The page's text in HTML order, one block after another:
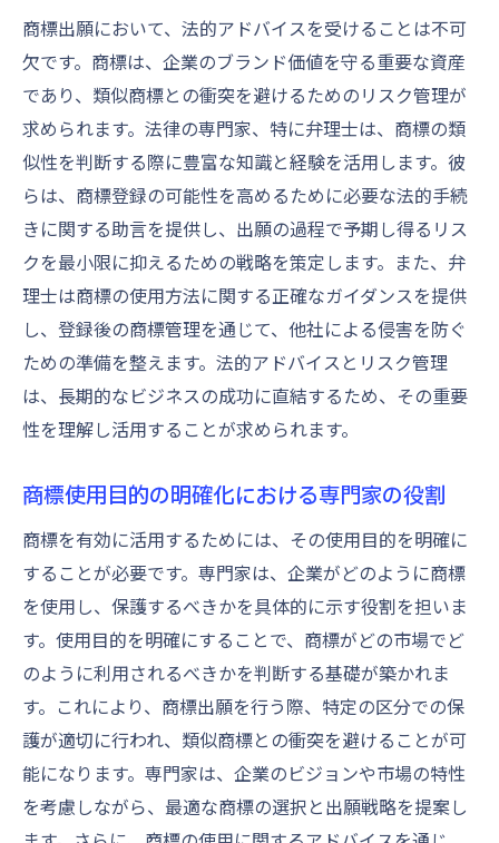
商標出願において、法的アドバイスを受けることは不可
欠です。商標は、企業のブランド価値を守る重要な資産
であり、類似商標との衝突を避けるためのリスク管理が
求められます。法律の専門家、特に弁理士は、商標の類
似性を判断する際に豊富な知識と経験を活用します。彼
らは、商標登録の可能性を高めるために必要な法的手続
きに関する助言を提供し、出願の過程で予期し得るリス
クを最小限に抑えるための戦略を策定します。また、弁
理士は商標の使用方法に関する正確なガイダンスを提供
し、登録後の商標管理を通じて、他社による侵害を防ぐ
ための準備を整えます。法的アドバイスとリスク管理
は、長期的なビジネスの成功に直結するため、その重要
性を理解し活用することが求められます。
商標使用目的の明確化における専門家の役割
商標を有効に活用するためには、その使用目的を明確に
することが必要です。専門家は、企業がどのように商標
を使用し、保護するべきかを具体的に示す役割を担いま
す。使用目的を明確にすることで、商標がどの市場でど
のように利用されるべきかを判断する基礎が築かれま
す。これにより、商標出願を行う際、特定の区分での保
護が適切に行われ、類似商標との衝突を避けることが可
能になります。専門家は、企業のビジョンや市場の特性
を考慮しながら、最適な商標の選択と出願戦略を提案し